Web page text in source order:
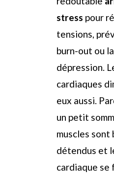
stress pour
tensions,
burn-out ou la
dépression.
cardiaques
eux aussi.
un petit
muscles sont
détendus et
cardiaque se